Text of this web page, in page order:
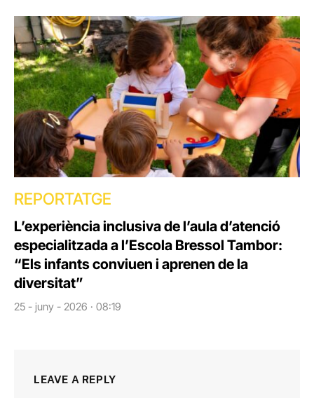
REPORTATGE
L’experiència inclusiva de l’aula d’atenció
especialitzada a l’Escola Bressol Tambor:
“Els infants conviuen i aprenen de la
diversitat”
25 - juny - 2026 · 08:19
LEAVE A REPLY